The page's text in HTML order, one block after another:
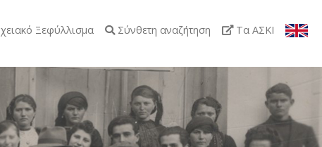
Ξεφύλλισμα Σύνθετη αναζήτηση Τα ΑΣΚΙ